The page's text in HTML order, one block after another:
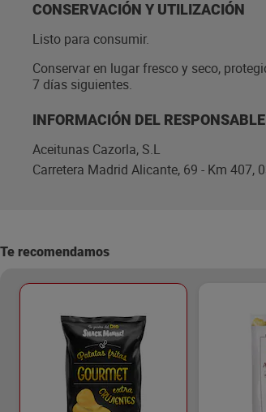
CONSERVACIÓN Y UTILIZACIÓN
Listo para consumir.
Conservar en lugar fresco y seco,
7 días siguientes.
INFORMACIÓN DEL RESPONSABLE
Aceitunas Cazorla, S.L
Carretera Madrid Alicante, 69 - Km 407,
Te recomendamos